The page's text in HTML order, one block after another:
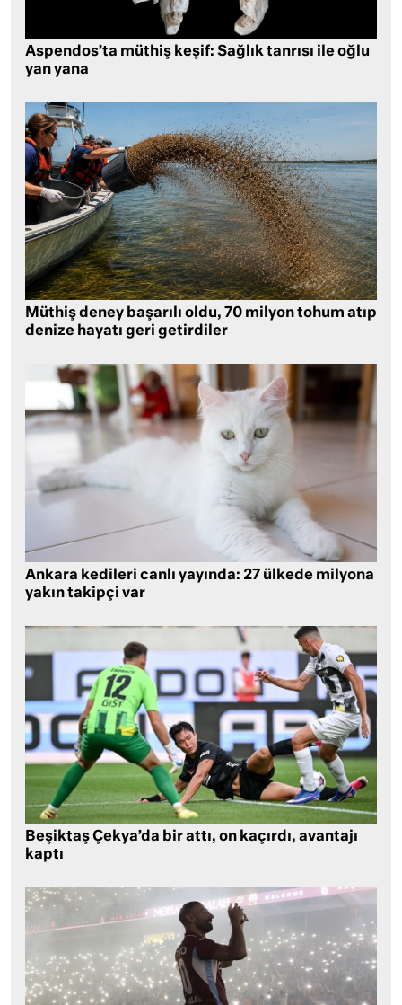
Aspendos’ta müthiş keşif: Sağlık tanrısı ile oğlu
yan yana
Müthiş deney başarılı oldu, 70 milyon tohum atıp
denize hayatı geri getirdiler
Ankara kedileri canlı yayında: 27 ülkede milyona
yakın takipçi var
Beşiktaş Çekya’da bir attı, on kaçırdı, avantajı
kaptı